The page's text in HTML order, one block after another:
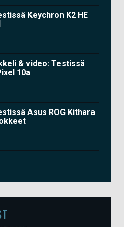
Keychron K2 HE
& video: Testissä
10a
Asus ROG Kithara